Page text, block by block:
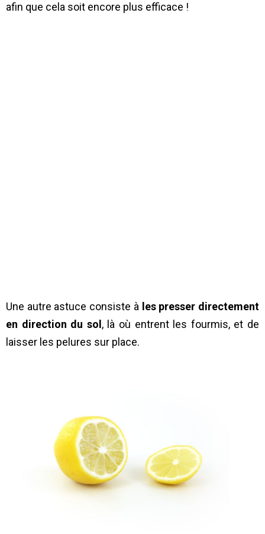
afin que cela soit encore plus efficace !
Une autre astuce consiste à les presser directement
en direction du sol , là où entrent les fourmis, et de
laisser les pelures sur place.